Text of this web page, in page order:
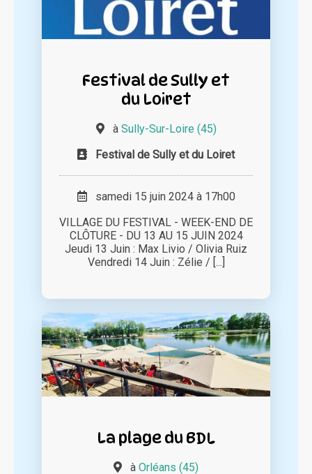
Festival de Sully et
du Loiret
à Sully-Sur-Loire (45)
Festival de Sully et du Loiret
samedi 15 juin 2024 à 17h00
VILLAGE DU FESTIVAL - WEEK-END DE
CLÔTURE - DU 13 AU 15 JUIN 2024
Jeudi 13 Juin : Max Livio / Olivia Ruiz
Vendredi 14 Juin : Zélie / [...]
La plage du BDL
à Orléans (45)